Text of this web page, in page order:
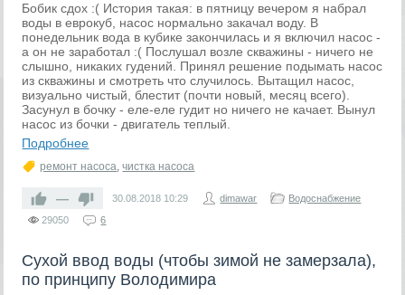
Бобик сдох :( История такая: в пятницу вечером я набрал
воды в еврокуб, насос нормально закачал воду. В
понедельник вода в кубике закончилась и я включил насос -
а он не заработал :( Послушал возле скважины - ничего не
слышно, никаких гудений. Принял решение подымать насос
из скважины и смотреть что случилось. Вытащил насос,
визуально чистый, блестит (почти новый, месяц всего).
Засунул в бочку - еле-еле гудит но ничего не качает. Вынул
насос из бочки - двигатель теплый.
Подробнее
ремонт насоса,чистка насоса
— 30.08.2018 10:29 dimawar
Водоснабжение
29050
6
Сухой ввод воды (чтобы зимой не замерзала),
по принципу Володимира